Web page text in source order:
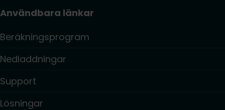
Användbara länkar
Beräkningsprogram
Nedladdningar
Support
Lösningar